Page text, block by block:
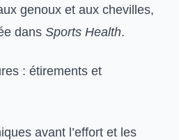
genoux et aux chevilles,
dans Sports Health.
: étirements et
avant l’effort et les